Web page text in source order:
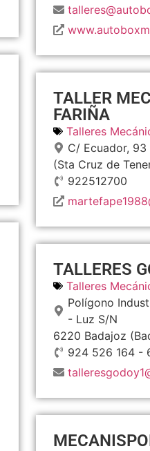
TALLER
FARIÑA
Talleres
C/ Ecuador, 93
(Sta Cruz de
922512700
TALLERES
Talleres
Polígono
- Luz S/N
6220 Badajoz
924 526 164 -